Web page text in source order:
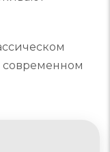
современном